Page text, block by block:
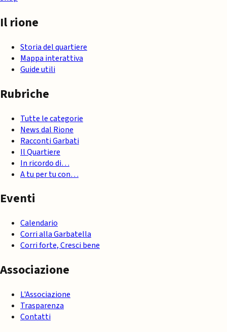
Il rione
Storia del quartiere
Mappa interattiva
Guide utili
Rubriche
Tutte le categorie
News dal Rione
Racconti Garbati
Il Quartiere
In ricordo di…
A tu per tu con…
Eventi
Calendario
Corri alla Garbatella
Corri forte, Cresci bene
Associazione
L'Associazione
Trasparenza
Contatti